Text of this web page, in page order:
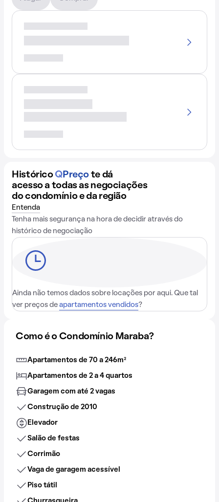
Histórico QPreço te dá
acesso a todas as negociações
do condomínio e da região
Entenda
Tenha mais segurança na hora de decidir através do
histórico de negociação
Ainda não temos dados sobre locações por aqui. Que tal
ver preços de apartamentos vendidos?
Como é o Condomínio Maraba?
Apartamentos de 70 a 246m²
Apartamentos de 2 a 4 quartos
Garagem com até 2 vagas
Construção de 2010
Elevador
Salão de festas
Corrimão
Vaga de garagem acessível
Piso tátil